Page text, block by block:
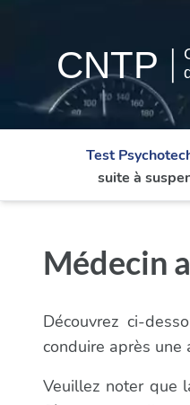
Test
suite à
Médecin
Découvrez ci-
conduire après
Veuillez noter que